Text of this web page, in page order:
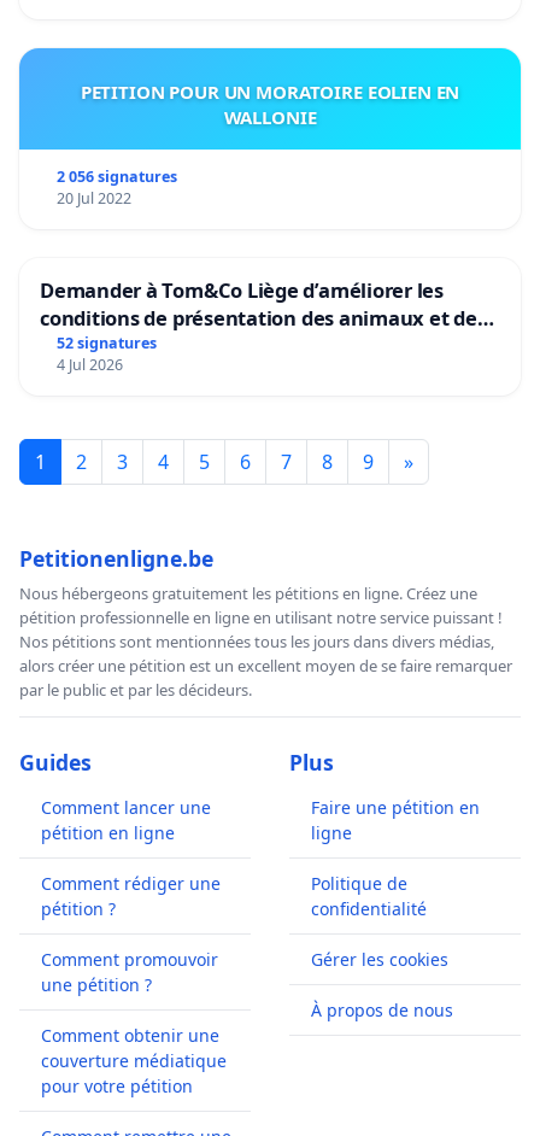
PETITION POUR UN MORATOIRE EOLIEN EN
WALLONIE
2 056 signatures
20 Jul 2022
Demander à Tom&Co Liège d’améliorer les
conditions de présentation des animaux et de
mettre fin à la vente d’animaux en magasin
52 signatures
4 Jul 2026
1 2 3 4 5 6 7 8 9 »
Petitionenligne.be
Nous hébergeons gratuitement les pétitions en ligne. Créez une
pétition professionnelle en ligne en utilisant notre service puissant !
Nos pétitions sont mentionnées tous les jours dans divers médias,
alors créer une pétition est un excellent moyen de se faire remarquer
par le public et par les décideurs.
Guides
Comment lancer une
pétition en ligne
Comment rédiger une
pétition ?
Comment promouvoir
une pétition ?
Comment obtenir une
couverture médiatique
pour votre pétition
Plus
Faire une pétition en
ligne
Politique de
confidentialité
Gérer les cookies
À propos de nous